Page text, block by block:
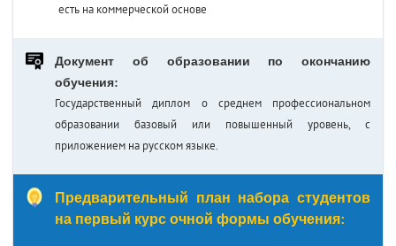
есть на коммерческой основе
Документ об образовании по окончанию
обучения:
Государственный диплом о среднем профессиональном
образовании базовый или повышенный уровень, с
приложением на русском языке.
Предварительный план набора студентов
на первый курс очной формы обучения: